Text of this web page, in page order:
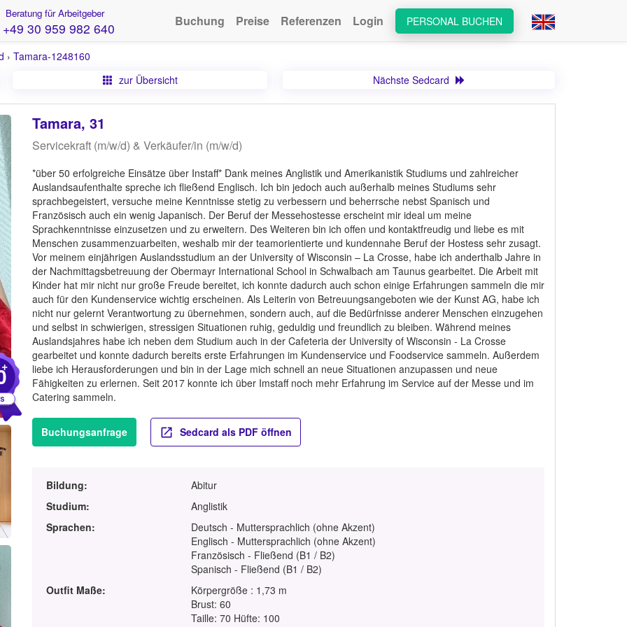
Beratung für Arbeitgeber
+49 30 959 982 640 PERSONAL BUCHEN
Buchung Preise Referenzen Login
› Tamara-1248160
zur Übersicht
Nächste Sedcard
+
Tamara, 31
Servicekraft (m/w/d) & Verkäufer/in (m/w/d)
*über 50 erfolgreiche Einsätze über Instaff* Dank meines Anglistik und Amerikanistik Studiums und zahlreicher
Auslandsaufenthalte spreche ich fließend Englisch. Ich bin jedoch auch außerhalb meines Studiums sehr
sprachbegeistert, versuche meine Kenntnisse stetig zu verbessern und beherrsche nebst Spanisch und
Französisch auch ein wenig Japanisch. Der Beruf der Messehostesse erscheint mir ideal um meine
Sprachkenntnisse einzusetzen und zu erweitern. Des Weiteren bin ich offen und kontaktfreudig und liebe es mit
Menschen zusammenzuarbeiten, weshalb mir der teamorientierte und kundennahe Beruf der Hostess sehr zusagt.
Vor meinem einjährigen Auslandsstudium an der University of Wisconsin – La Crosse, habe ich anderthalb Jahre in
der Nachmittagsbetreuung der Obermayr International School in Schwalbach am Taunus gearbeitet. Die Arbeit mit
Kinder hat mir nicht nur große Freude bereitet, ich konnte dadurch auch schon einige Erfahrungen sammeln die mir
auch für den Kundenservice wichtig erscheinen. Als Leiterin von Betreuungsangeboten wie der Kunst AG, habe ich
nicht nur gelernt Verantwortung zu übernehmen, sondern auch, auf die Bedürfnisse anderer Menschen einzugehen
und selbst in schwierigen, stressigen Situationen ruhig, geduldig und freundlich zu bleiben. Während meines
Auslandsjahres habe ich neben dem Studium auch in der Cafeteria der University of Wisconsin - La Crosse
gearbeitet und konnte dadurch bereits erste Erfahrungen im Kundenservice und Foodservice sammeln. Außerdem
liebe ich Herausforderungen und bin in der Lage mich schnell an neue Situationen anzupassen und neue
Fähigkeiten zu erlernen. Seit 2017 konnte ich über Imstaff noch mehr Erfahrung im Service auf der Messe und im
Catering sammeln.
Buchungsanfrage Sedcard als PDF öffnen
Bildung:
Abitur
Studium:
Anglistik
Sprachen:
Deutsch - Muttersprachlich (ohne Akzent)
Englisch - Muttersprachlich (ohne Akzent)
Französisch - Fließend (B1 / B2)
Spanisch - Fließend (B1 / B2)
Outfit Maße:
Körpergröße : 1,73 m
Brust: 60
Taille: 70 Hüfte: 100